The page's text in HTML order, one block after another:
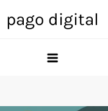
pago digital